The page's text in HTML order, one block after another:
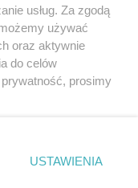
usług. Za zgodą
używać
oraz aktywnie
do celów
prosimy
rogu strony
nie wymagają
USTAWIENIA